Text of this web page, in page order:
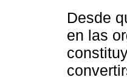
Desde
en las